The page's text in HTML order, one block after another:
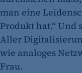
man eine
Produkt hat.“ Und
Aller
wie analoges
Frau.